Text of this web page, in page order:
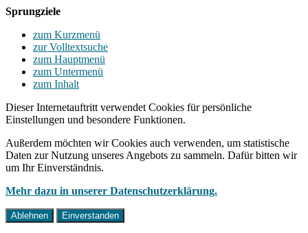
Sprungziele
zum Kurzmenü
zur Volltextsuche
zum Hauptmenü
zum Untermenü
zum Inhalt
Dieser Internetauftritt verwendet Cookies für persönliche
Einstellungen und besondere Funktionen.
Außerdem möchten wir Cookies auch verwenden, um statistische
Daten zur Nutzung unseres Angebots zu sammeln. Dafür bitten wir
um Ihr Einverständnis.
Mehr dazu in unserer Datenschutzerklärung.
Ablehnen Einverstanden